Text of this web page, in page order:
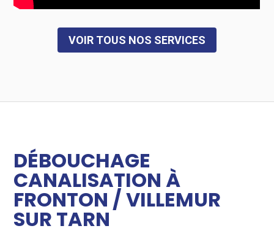
VOIR TOUS NOS SERVICES
DÉBOUCHAGE
CANALISATION À
FRONTON / VILLEMUR
SUR TARN